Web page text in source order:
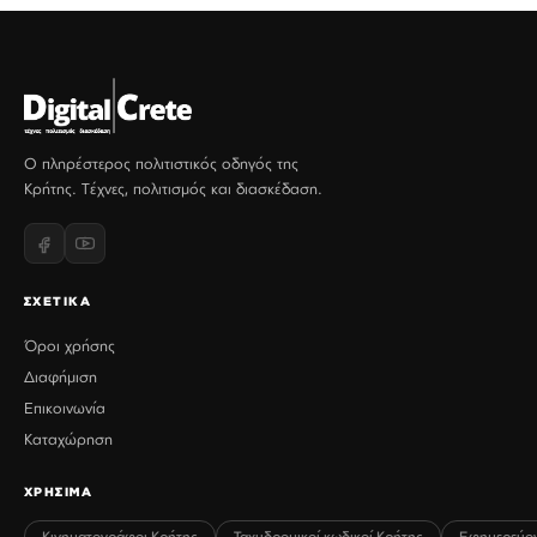
Ο πληρέστερος πολιτιστικός οδηγός της
Κρήτης. Τέχνες, πολιτισμός και διασκέδαση.
ΣΧΕΤΙΚΑ
Όροι χρήσης
Διαφήμιση
Επικοινωνία
Καταχώρηση
ΧΡΗΣΙΜΑ